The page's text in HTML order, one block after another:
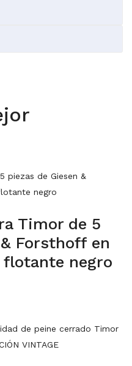
Timor de 5
Forsthoff en
flotante negro